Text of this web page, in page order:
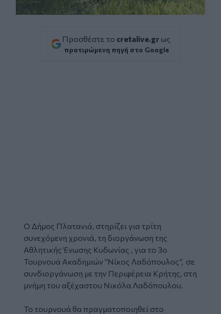
Προσθέστε το cretalive.gr ως
προτιμώμενη πηγή στο Google
Ο Δήμος Πλατανιά, στηρίζει για τρίτη
συνεχόμενη χρονιά, τη διοργάνωση της
Αθλητικής Ένωσης Κυδωνίας , για το 3ο
Τουρνουά Ακαδημιών “Νίκος Λαδόπουλος”, σε
συνδιοργάνωση με την Περιφέρεια Κρήτης, στη
μνήμη του αξέχαστου Νικόλα Λαδόπουλου.
Το τουρνουά θα πραγματοποιηθεί στο